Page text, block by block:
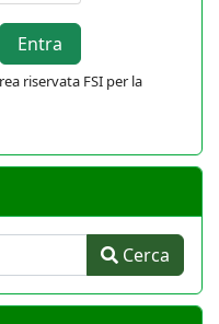
riservata FSI per la
Cerca